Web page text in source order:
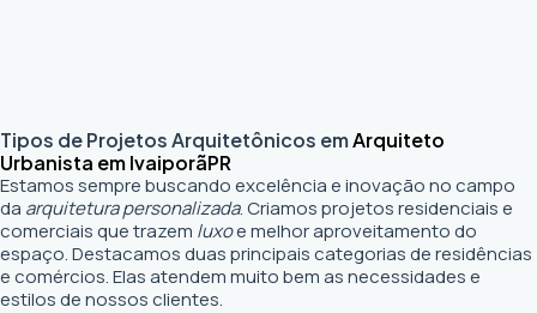
Tipos de Projetos Arquitetônicos emArquiteto
Urbanista em IvaiporãPR
Estamos sempre buscando excelência e inovação no campo
da arquitetura personalizada. Criamos projetos residenciais e
comerciais que trazem luxoe melhor aproveitamento do
espaço. Destacamos duas principais categorias de residências
e comércios. Elas atendem muito bem as necessidades e
estilos de nossos clientes.